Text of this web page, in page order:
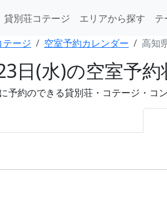
貸別荘コテージ エリアから探す テ
ージ 空室予約カレンダー 高知
日(水)の空室予
予約のできる貸別荘・コテージ・コ